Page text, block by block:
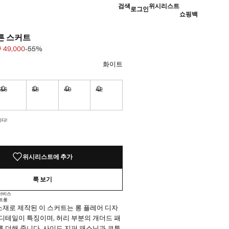
검색로그인위시리스트
쇼핑백
스커트
선 [￦ 109,000 ]
49,000 ]
49,000-55%
화이트
36 38 40 42
았어요!
다!
위시리스트에 추가
룩 보기
비스
롱
재로 제작된 이 스커트는 롱 플레어 디자
테일이 특징이며, 허리 부분의 개더드 패